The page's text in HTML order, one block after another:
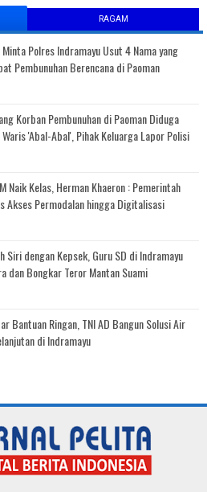
RAGAM
Minta Polres Indramayu Usut 4 Nama yang
Pembunuhan Berencana di Paoman
Korban Pembunuhan di Paoman Diduga
'Abal-Abal', Pihak Keluarga Lapor Polisi
Naik Kelas, Herman Khaeron : Pemerintah
Akses Permodalan hingga Digitalisasi
Siri dengan Kepsek, Guru SD di Indramayu
dan Bongkar Teror Mantan Suami
Bantuan Ringan, TNI AD Bangun Solusi Air
di Indramayu
Usai Diguyur Air Bersih Bantuan Kodim 0616
Kekeringan: Sinergi TNI, BPBD, dan PMI
Bersih untuk Warga Pasekan